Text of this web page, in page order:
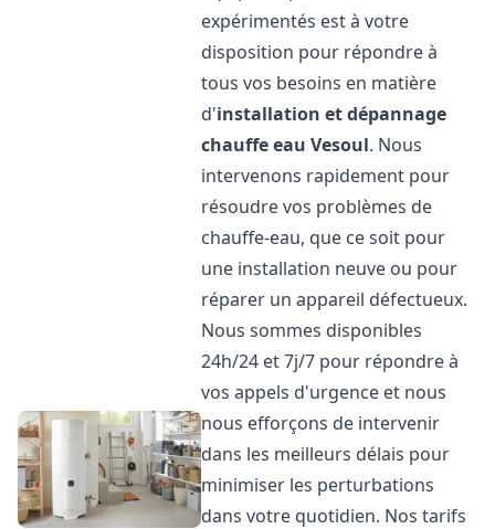
expérimentés est à votre
disposition pour répondre à
tous vos besoins en matière
d'installation et dépannage
chauffe eau Vesoul. Nous
intervenons rapidement pour
résoudre vos problèmes de
chauffe-eau, que ce soit pour
une installation neuve ou pour
réparer un appareil défectueux.
Nous sommes disponibles
24h/24 et 7j/7 pour répondre à
vos appels d'urgence et nous
nous efforçons de intervenir
dans les meilleurs délais pour
minimiser les perturbations
dans votre quotidien. Nos tarifs